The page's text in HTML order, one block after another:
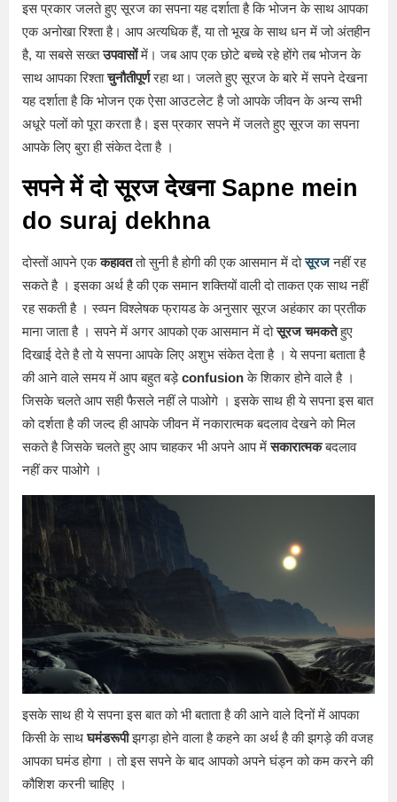
इस प्रकार जलते हुए सूरज का सपना यह दर्शाता है कि भोजन के साथ आपका
एक अनोखा रिश्ता है। आप अत्यधिक हैं, या तो भूख के साथ धन में जो अंतहीन
है, या सबसे सख्तउपवासोंमें। जब आप एक छोटे बच्चे रहे होंगे तब भोजन के
साथ आपका रिश्ताचुनौतीपूर्णरहा था। जलते हुए सूरज के बारे में सपने देखना
यह दर्शाता है कि भोजन एक ऐसा आउटलेट है जो आपके जीवन के अन्य सभी
अधूरे पलों को पूरा करता है। इस प्रकार सपने में जलते हुए सूरज का सपना
आपके लिए बुरा ही संकेत देता है ।
सपने में दो सूरज देखना Sapne mein
do suraj dekhna
दोस्तों आपने एककहावततो सुनी है होगी की एक आसमान में दोसूरजनहीं रह
सकते है । इसका अर्थ है की एक समान शक्तियों वाली दो ताकत एक साथ नहीं
रह सकती है । स्व्पन विश्लेषक फ्रायड के अनुसार सूरज अहंकार का प्रतीक
माना जाता है । सपने में अगर आपको एक आसमान में दोसूरज चमकतेहुए
दिखाई देते है तो ये सपना आपके लिए अशुभ संकेत देता है । ये सपना बताता है
की आने वाले समय में आप बहुत बड़ेconfusionके शिकार होने वाले है ।
जिसके चलते आप सही फैसले नहीं ले पाओगे । इसके साथ ही ये सपना इस बात
को दर्शता है की जल्द ही आपके जीवन में नकारात्मक बदलाव देखने को मिल
सकते है जिसके चलते हुए आप चाहकर भी अपने आप मेंसकारात्मकबदलाव
नहीं कर पाओगे ।
इसके साथ ही ये सपना इस बात को भी बताता है की आने वाले दिनों में आपका
किसी के साथघमंडरूपीझगड़ा होने वाला है कहने का अर्थ है की झगड़े की वजह
आपका घमंड होगा । तो इस सपने के बाद आपको अपने घंड्न को कम करने की
कौशिश करनी चाहिए ।